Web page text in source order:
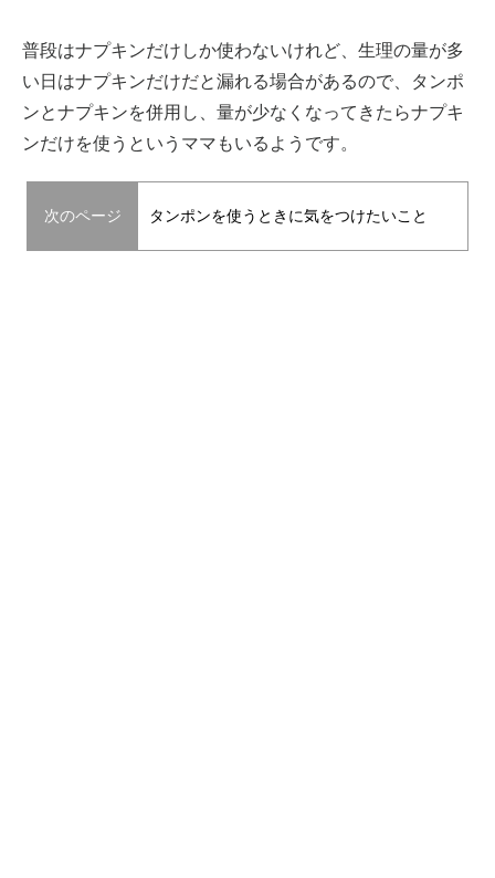
普段はナプキンだけしか使わないけれど、生理の量が多
い日はナプキンだけだと漏れる場合があるので、タンポ
ンとナプキンを併用し、量が少なくなってきたらナプキ
ンだけを使うというママもいるようです。
次のページ タンポンを使うときに気をつけたいこと